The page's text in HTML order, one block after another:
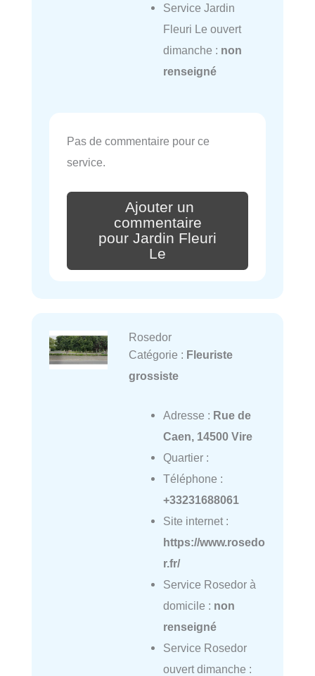
Service Jardin
Fleuri Le ouvert
dimanche : non
renseigné
Pas de commentaire pour ce
service.
Ajouter un
commentaire
pour Jardin Fleuri
Le
Rosedor
Catégorie : Fleuriste
grossiste
Adresse : Rue de
Caen, 14500 Vire
Quartier :
Téléphone :
+33231688061
Site internet :
https://www.rosedo
r.fr/
Service Rosedor à
domicile : non
renseigné
Service Rosedor
ouvert dimanche :